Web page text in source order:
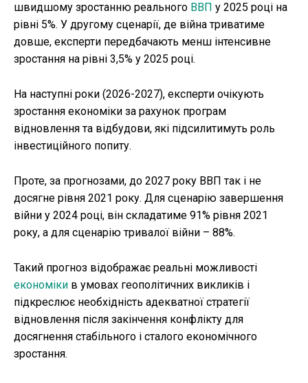
швидшому зростанню реального ВВП у 2025 році на
рівні 5%. У другому сценарії, де війна триватиме
довше, експерти передбачають менш інтенсивне
зростання на рівні 3,5% у 2025 році.
На наступні роки (2026-2027), експерти очікують
зростання економіки за рахунок програм
відновлення та відбудови, які підсилитимуть роль
інвестиційного попиту.
Проте, за прогнозами, до 2027 року ВВП так і не
досягне рівня 2021 року. Для сценарію завершення
війни у 2024 році, він складатиме 91% рівня 2021
року, а для сценарію тривалої війни – 88%.
Такий прогноз відображає реальні можливості
економіки в умовах геополітичних викликів і
підкреслює необхідність адекватної стратегії
відновлення після закінчення конфлікту для
досягнення стабільного і сталого економічного
зростання.